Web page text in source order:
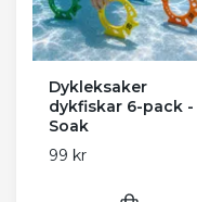
Dykleksaker
dykfiskar 6-pack -
Soak
99 kr